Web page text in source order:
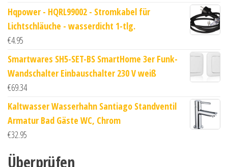
Hqpower - HQRL99002 - Stromkabel für
Lichtschläuche - wasserdicht 1-tlg.
€4.95
Smartwares SH5-SET-BS SmartHome 3er Funk-
Wandschalter Einbauschalter 230 V weiß
€69.34
Kaltwasser Wasserhahn Santiago Standventil
Armatur Bad Gäste WC, Chrom
€32.95
Überprüfen